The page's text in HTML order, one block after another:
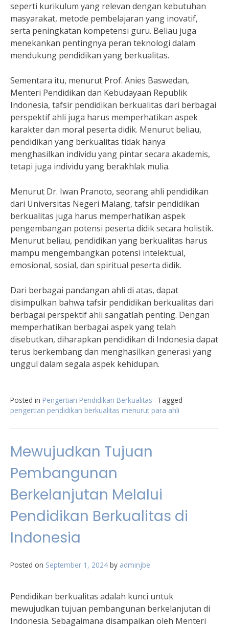
seperti kurikulum yang relevan dengan kebutuhan
masyarakat, metode pembelajaran yang inovatif,
serta peningkatan kompetensi guru. Beliau juga
menekankan pentingnya peran teknologi dalam
mendukung pendidikan yang berkualitas.
Sementara itu, menurut Prof. Anies Baswedan,
Menteri Pendidikan dan Kebudayaan Republik
Indonesia, tafsir pendidikan berkualitas dari berbagai
perspektif ahli juga harus memperhatikan aspek
karakter dan moral peserta didik. Menurut beliau,
pendidikan yang berkualitas tidak hanya
menghasilkan individu yang pintar secara akademis,
tetapi juga individu yang berakhlak mulia.
Menurut Dr. Iwan Pranoto, seorang ahli pendidikan
dari Universitas Negeri Malang, tafsir pendidikan
berkualitas juga harus memperhatikan aspek
pengembangan potensi peserta didik secara holistik.
Menurut beliau, pendidikan yang berkualitas harus
mampu mengembangkan potensi intelektual,
emosional, sosial, dan spiritual peserta didik.
Dari berbagai pandangan ahli di atas, dapat
disimpulkan bahwa tafsir pendidikan berkualitas dari
berbagai perspektif ahli sangatlah penting. Dengan
memperhatikan berbagai aspek yang telah
disebutkan, diharapkan pendidikan di Indonesia dapat
terus berkembang dan menghasilkan generasi yang
unggul dalam segala aspek kehidupan.
Posted in Pengertian Pendidikan Berkualitas
Tagged
pengertian pendidikan berkualitas menurut para ahli
Mewujudkan Tujuan
Pembangunan
Berkelanjutan Melalui
Pendidikan Berkualitas di
Indonesia
Posted on September 1, 2024 by adminjbe
Pendidikan berkualitas adalah kunci untuk
mewujudkan tujuan pembangunan berkelanjutan di
Indonesia. Sebagaimana disampaikan oleh Menteri